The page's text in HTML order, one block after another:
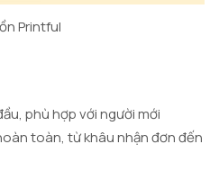
Printful
phù hợp với người mới
toàn, từ khâu nhận đơn đến